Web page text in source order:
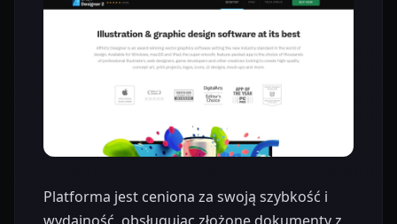
Platforma jest ceniona za swoją szybkość i